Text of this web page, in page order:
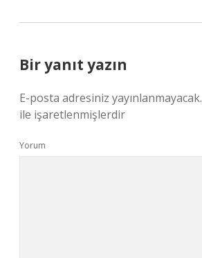
Bir yanıt yazın
E-posta adresiniz yayınlanmayacak.
ile işaretlenmişlerdir
Yorum